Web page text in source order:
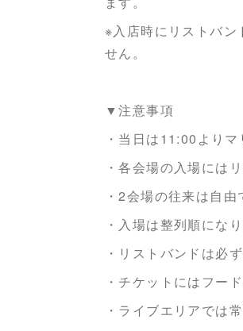
※入店時にリストバン
せん。
▼注意事項
・当日は11:00より
・各会場の入場には
・2会場の往来は自由
・入場は整列順になり
・リストバンドは必
・チケットにはフー
・ライブエリアでは